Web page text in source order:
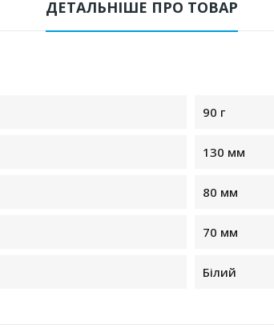
ДЕТАЛЬНІШЕ ПРО ТОВАР
90 г
130 мм
80 мм
70 мм
Білий